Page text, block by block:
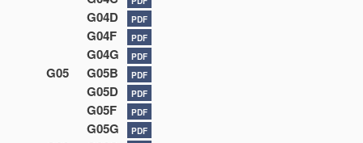
G04D PDF
G04F PDF
G04G PDF
G05 G05B PDF
G05D PDF
G05F PDF
G05G PDF